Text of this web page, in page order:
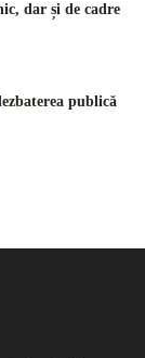
dar și de cadre
publică